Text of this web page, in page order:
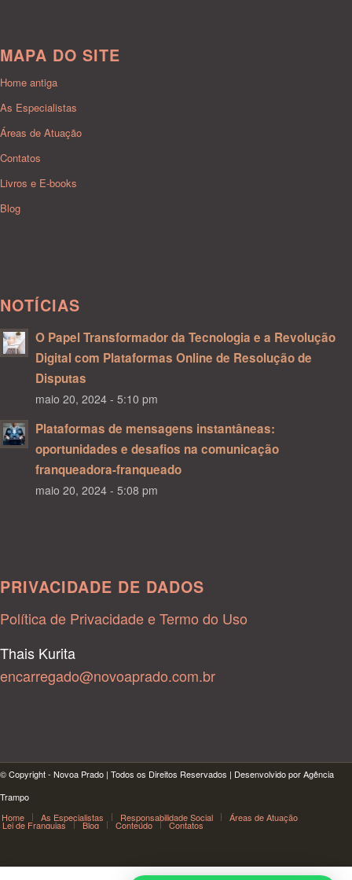
MAPA DO SITE
Home antiga
As Especialistas
Áreas de Atuação
Contatos
Livros e E-books
Blog
NOTÍCIAS
O Papel Transformador da Tecnologia e a Revolução
Digital com Plataformas Online de Resolução de
Disputas
maio 20, 2024 - 5:10 pm
Plataformas de mensagens instantâneas:
oportunidades e desafios na comunicação
franqueadora-franqueado
maio 20, 2024 - 5:08 pm
PRIVACIDADE DE DADOS
Política de Privacidade e Termo do Uso
Thais Kurita
encarregado@novoaprado.com.br
© Copyright - Novoa Prado | Todos os Direitos Reservados | Desenvolvido por Agência
Trampo
Home
As Especialistas Responsabilidade Social Áreas de Atuação
Lei de Franquias Blog Conteúdo Contatos